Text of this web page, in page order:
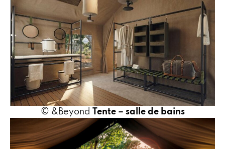
© &Beyond Tente – salle de bains